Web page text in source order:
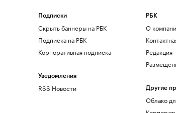
Подписки
Скрыть баннеры на РБК
Подписка на РБК
Корпоративная подписка
Уведомления
RSS Новости
РБК
О
Редакция
Другие
Облако